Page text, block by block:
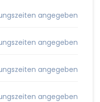
angegeben
angegeben
angegeben
angegeben